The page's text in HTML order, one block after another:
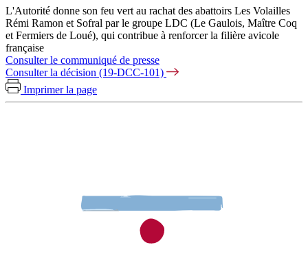
L'Autorité donne son feu vert au rachat des abattoirs Les Volailles
Rémi Ramon et Sofral par le groupe LDC (Le Gaulois, Maître Coq
et Fermiers de Loué), qui contribue à renforcer la filière avicole
française
Consulter le communiqué de presse
Consulter la décision (19-DCC-101)
Imprimer la page